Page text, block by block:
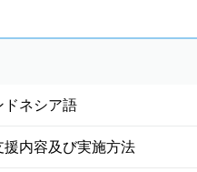
ドネシア語
援内容及び実施方法